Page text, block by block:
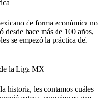
de forma económica no
hace más de 100 años,
se empezó la práctica del
la Liga MX
historia, les contamos cuáles